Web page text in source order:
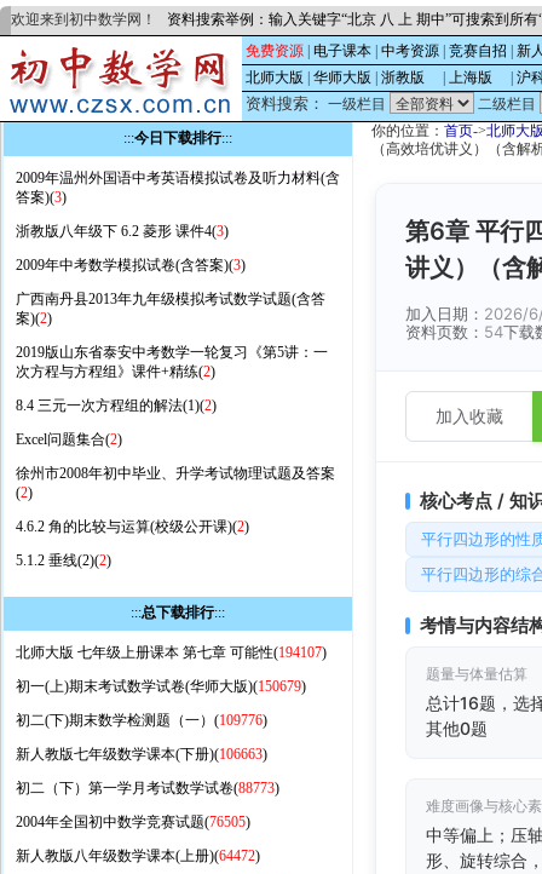
欢迎来到初中数学网！ 资料搜索举例：输入关键字“北京 八 上 期中”可搜索到所
免费资源 电子课本 中考资源 竞赛自招
新
北师大版
华师大版 浙教版 上海版 沪
资料搜索： 一级栏目
二级栏目
:::今日下载排行:::
2009年温州外国语中考英语模拟试卷及听力材料(含
答案)(3)
浙教版八年级下 6.2 菱形 课件4(3)
2009年中考数学模拟试卷(含答案)(3)
广西南丹县2013年九年级模拟考试数学试题(含答
案)(2)
2019版山东省泰安中考数学一轮复习《第5讲：一
次方程与方程组》课件+精练(2)
8.4 三元一次方程组的解法(1)(2)
Excel问题集合(2)
徐州市2008年初中毕业、升学考试物理试题及答案
(2)
4.6.2 角的比较与运算(校级公开课)(2)
5.1.2 垂线(2)(2)
:::总下载排行:::
北师大版 七年级上册课本 第七章 可能性(194107)
初一(上)期末考试数学试卷(华师大版)(150679)
初二(下)期末数学检测题（一）(109776)
新人教版七年级数学课本(下册)(106663)
初二（下）第一学月考试数学试卷(88773)
2004年全国初中数学竞赛试题(76505)
新人教版八年级数学课本(上册)(64472)
你的位置： 首页->北师大
（高效培优讲义）（含解
第6章 平行
讲义）（含
加入日期： 2026/
资料页数： 54下载
加入收藏
核心考点 / 知
平行四边形的性
平行四边形的综
考情与内容结
题量与体量估算
总计16题，选
其他0题
难度画像与核心
中等偏上；压
形、旋转综合